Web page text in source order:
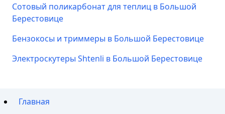
Сотовый поликарбонат для теплиц в Большой
Берестовице
Бензокосы и триммеры в Большой Берестовице
Электроскутеры Shtenli в Большой Берестовице
Главная